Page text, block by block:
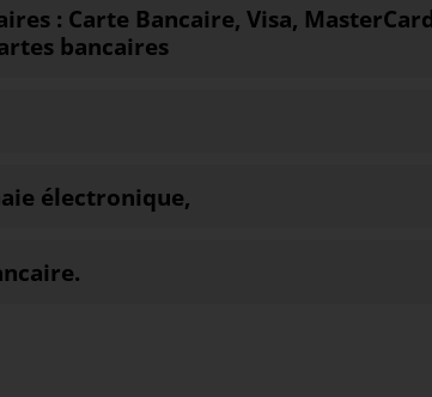
: Carte Bancaire, Visa,
bancaires
électronique,